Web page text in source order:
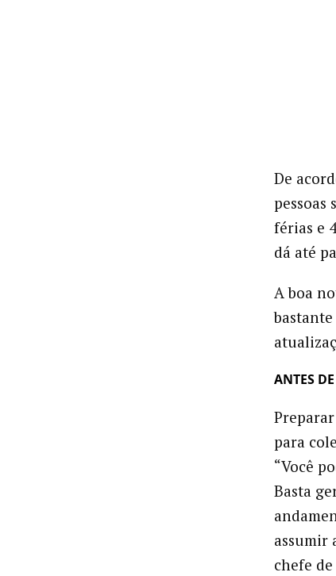
De
pessoas
férias e
dá até
A boa
ANTES
para
“Você
Basta
assumir
chefe